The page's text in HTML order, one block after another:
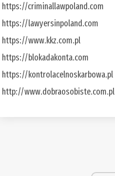
https://criminallawpoland.com
https://lawyersinpoland.com
https://www.kkz.com.pl
https://blokadakonta.com
https://kontrolacelnoskarbowa.pl
http://www.dobraosobiste.com.pl